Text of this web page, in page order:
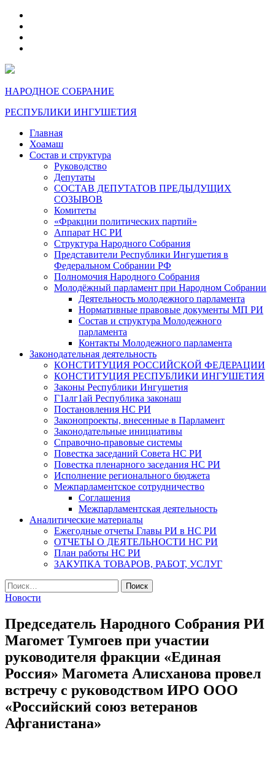
НАРОДНОЕ СОБРАНИЕ
РЕСПУБЛИКИ ИНГУШЕТИЯ
Главная
Хоамаш
Состав и структура
Руководство
Депутаты
СОСТАВ ДЕПУТАТОВ ПРЕДЫДУЩИХ
СОЗЫВОВ
Комитеты
«Фракции политических партий»
Аппарат НС РИ
Структура Народного Собрания
Представители Республики Ингушетия в
Федеральном Собрании РФ
Полномочия Народного Собрания
Молодёжный парламент при Народном Собрании
Деятельность молодежного парламента
Нормативные правовые документы МП РИ
Состав и структура Молодежного
парламента
Контакты Молодежного парламента
Законодательная деятельность
КОНСТИТУЦИЯ РОССИЙСКОЙ ФЕДЕРАЦИИ
КОНСТИТУЦИЯ РЕСПУБЛИКИ ИНГУШЕТИЯ
Законы Республики Ингушетия
Г1алг1ай Республика законаш
Постановления НС РИ
Законопроекты, внесенные в Парламент
Законодательные инициативы
Справочно-правовые системы
Повестка заседаний Совета НС РИ
Повестка пленарного заседания НС РИ
Исполнение регионального бюджета
Межпарламентское сотрудничество
Соглашения
Межпарламентская деятельность
Аналитические материалы
Ежегодные отчеты Главы РИ в НС РИ
ОТЧЕТЫ О ДЕЯТЕЛЬНОСТИ НС РИ
План работы НС РИ
ЗАКУПКА ТОВАРОВ, РАБОТ, УСЛУГ
Найти:
Новости
Председатель Народного Собрания РИ
Магомет Тумгоев при участии
руководителя фракции «Единая
Россия» Магомета Алисханова провел
встречу с руководством ИРО ООО
«Российский союз ветеранов
Афганистана»